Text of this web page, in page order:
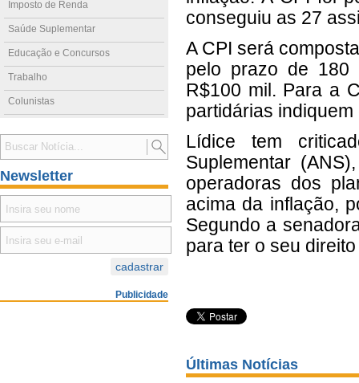
Imposto de Renda
Saúde Suplementar
Educação e Concursos
Trabalho
Colunistas
Newsletter
Publicidade
conseguiu as 27
A CPI será
pelo prazo de 180
R$100 mil. Para a
partidárias
Lídice tem
Suplementar
operadoras dos
acima da inflação,
Segundo a
para ter o seu
Últimas Notícias